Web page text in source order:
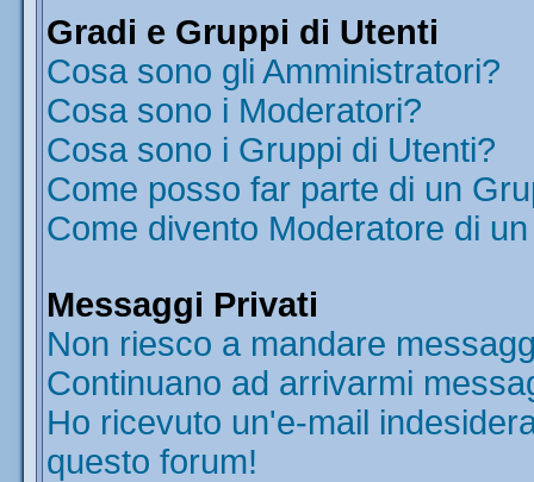
Gradi e Gruppi di Utenti
Cosa sono gli Amministratori?
Cosa sono i Moderatori?
Cosa sono i Gruppi di Utenti?
Come posso far parte di un
Come divento Moderatore di
Messaggi Privati
Non riesco a mandare
Continuano ad arrivarmi
Ho ricevuto un'e-mail
questo forum!